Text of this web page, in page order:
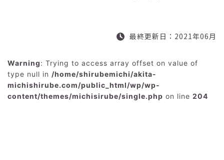
最終更新日：2021年06月
Warning: Trying to access array offset on value of
type null in /home/shirubemichi/akita-
michishirube.com/public_html/wp/wp-
content/themes/michisirube/single.php on line 204